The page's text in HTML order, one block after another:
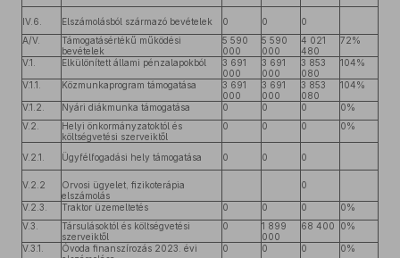
IV.6. Elszámolásból származó bevételek 0 0
0
A/V.
Támogatásértékű működési
bevételek
5 590
000
5 590
000
4 021
480
72%
V.1. Elkülönített állami pénzalapokból
3 691
000
3 691
000
3 853
080
104%
V.1.1. Közmunkaprogram támogatása
3 691
000
3 691
000
3 853
080
104%
V.1.2. Nyári diákmunka támogatása 0 0 0
0%
V.2.
Helyi önkormányzatoktól és
költségvetési szerveiktől
0 0 0 0%
V.2.1. Ügyfélfogadási hely támogatása 0 0 0
V.2.2
Orvosi ügyelet, fizikoterápia
elszámolás
0
V.2.3. Traktor üzemeltetés 0 0 0
0%
V.3.
Társulásoktól és költségvetési
szerveiktől
0
1 899
000
68 400 0%
V.3.1.
Óvoda finanszírozás 2023. évi
0 0 0 0%